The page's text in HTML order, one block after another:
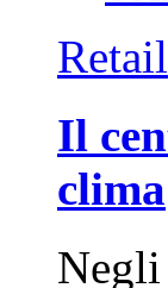
Retail
Il
clima